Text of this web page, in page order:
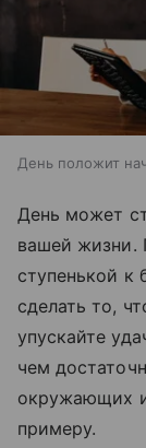
День положит
День может
вашей жизни.
ступенькой
сделать то,
упускайте
чем
окружающих
примеру.